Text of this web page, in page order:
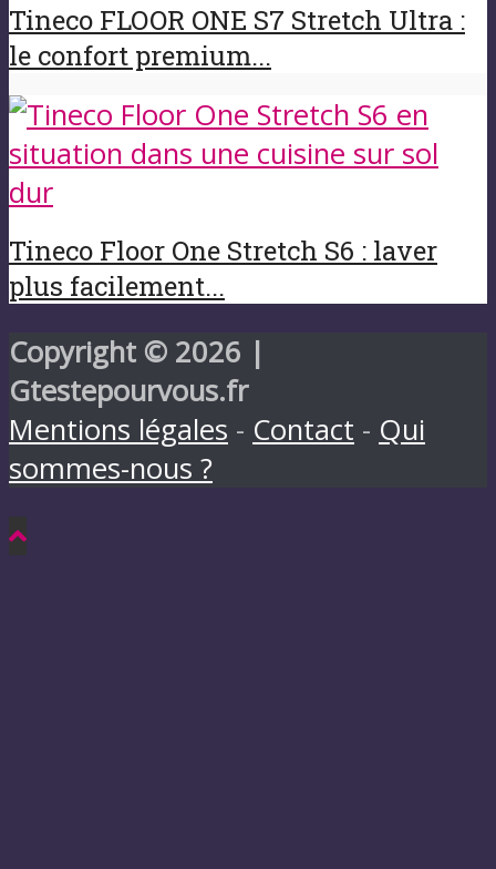
Tineco FLOOR ONE S7 Stretch Ultra :
le confort premium...
Tineco Floor One Stretch S6 : laver
plus facilement...
Copyright © 2026 |
Gtestepourvous.fr
Mentions légales - Contact - Qui
sommes-nous ?